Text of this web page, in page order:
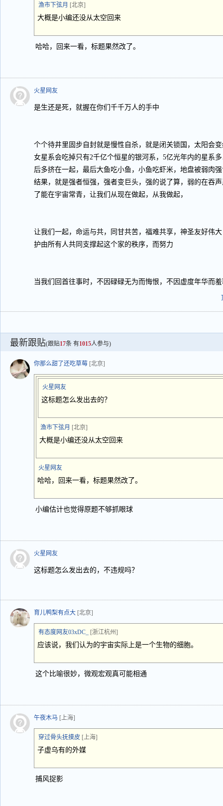
漁市下弦月 [北京]
大概是小编还没从太空回来
哈哈，回来一看，标题果然改了。
火星网友
是生还是死，就握在你们千千万人的手中
个个待井里固步自封就是慢性自杀，就是闭关锁国，太阳会
女星系会吃掉只有2千亿个恒星的银河系，5亿光年内的星系
后多挤在一起，最后大鱼吃小鱼，小鱼吃虾米，地盘被弱肉
结果，就是强者恒强，强者变巨头，强的说了算，弱的在吞
了能在宇宙常青，让我们从现在做起，从我做起，
让我们一起，命运与共，同甘共苦，福难共享，神圣友好伟
护由所有人共同支撑起这个家的秩序，而努力
当我们回首往事时，不因碌碌无为而悔恨，不因虚度年华而
最新跟贴(跟贴17条 有1015人参与)
你那么甜了还吃草莓 [北京]
火星网友
这标题怎么发出去的？
漁市下弦月 [北京]
大概是小编还没从太空回来
火星网友
哈哈，回来一看，标题果然改了。
小编估计也觉得原题不够抓眼球
火星网友
这标题怎么发出去的，不违规吗？
育儿鸭梨有点大 [北京]
有态度网友03xDC_ [浙江杭州]
应该说，我们认为的宇宙实际上是一个生物的细胞。
这个比喻很妙，微观宏观真可能相通
午夜木马 [上海]
穿过骨头抚摸皮 [上海]
子虚乌有的外媒
捕风捉影